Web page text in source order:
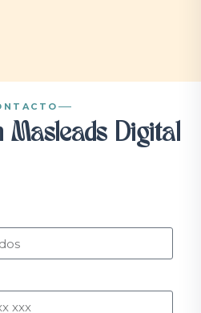
Masleads Digital